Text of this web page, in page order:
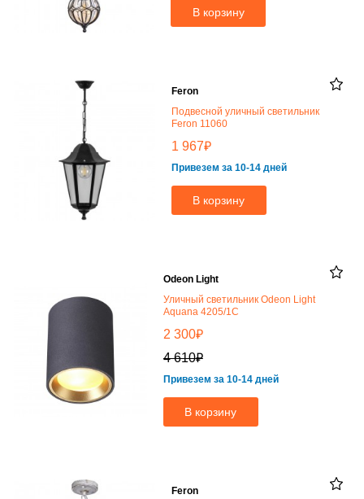
В корзину
Feron
Подвесной уличный светильник
Feron 11060
1 967₽
Привезем за 10-14 дней
В корзину
Odeon Light
Уличный светильник Odeon Light
Aquana 4205/1C
2 300₽
4 610₽
Привезем за 10-14 дней
В корзину
Feron